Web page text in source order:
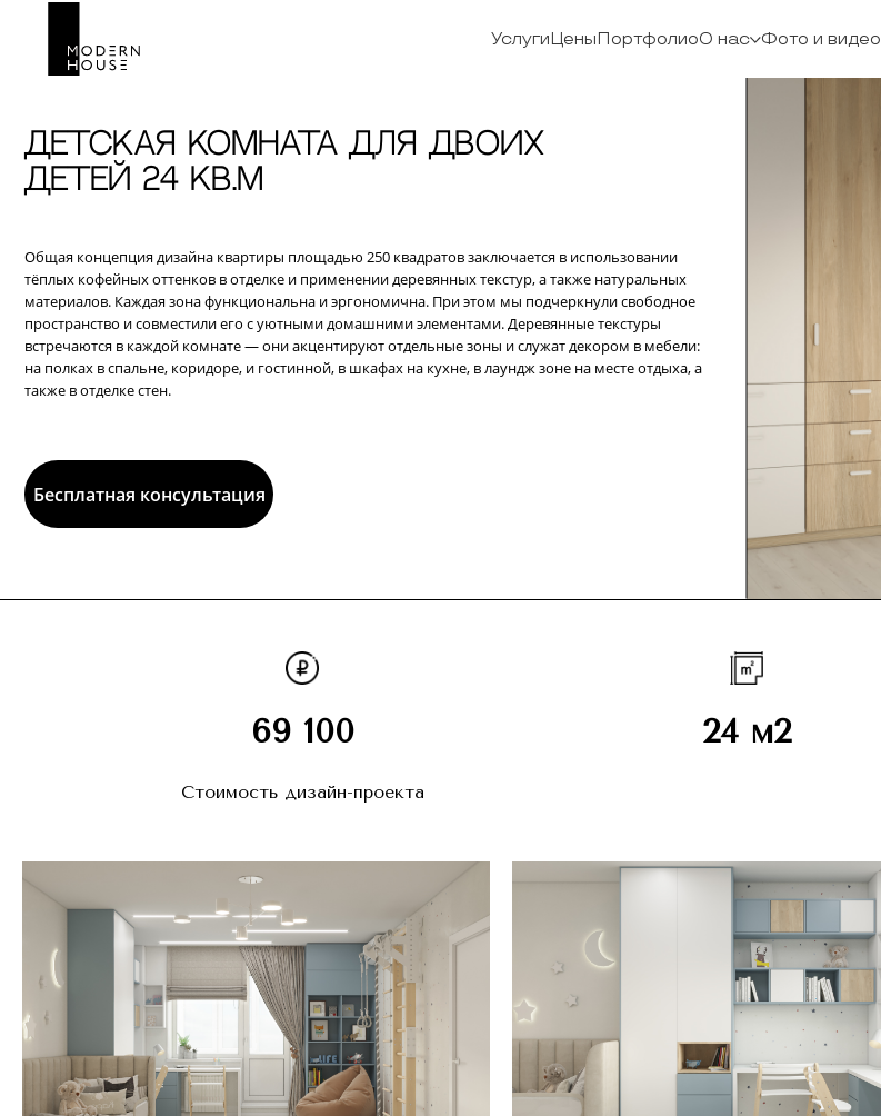
УслугиЦеныПортфолиоО нас Фото и видео
детская комната для двоих
детей 24 кв.м
тёплых кофейных оттенков в отделке и применении деревянных текстур, а также натуральных
материалов. Каждая зона функциональна и эргономична. При этом мы подчеркнули свободное
пространство и совместили его с уютными домашними элементами. Деревянные текстуры
встречаются в каждой комнате — они акцентируют отдельные зоны и служат декором в мебели:
на полках в спальне, коридоре, и гостинной, в шкафах на кухне, в лаундж зоне на месте отдыха, а
также в отделке стен.
69 100
Стоимость дизайн-проекта
24 м2